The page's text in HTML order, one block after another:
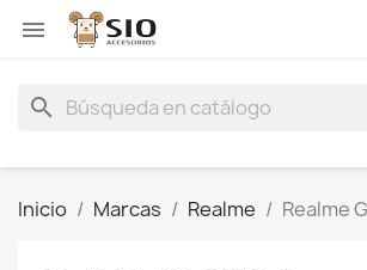

search
Inicio Marcas Realme Realme